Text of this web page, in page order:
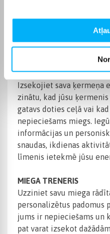
UN ANDROID TĀLRUŅIEM
VIEGLS 45 MM
ĶERMEŅA AKUMULATORA
MONITORINGS
Izsekojiet sava ķermeņa
zinātu, kad jūsu
gatavs doties ceļā vai
nepieciešams miegs.
informācijas un
snaudas, ikdienas
līmenis ietekmē jūsu
MIEGA TRENERIS
Uzziniet savu miega
personalizētus padomus
jums ir nepieciešams un
pat varat izsekot